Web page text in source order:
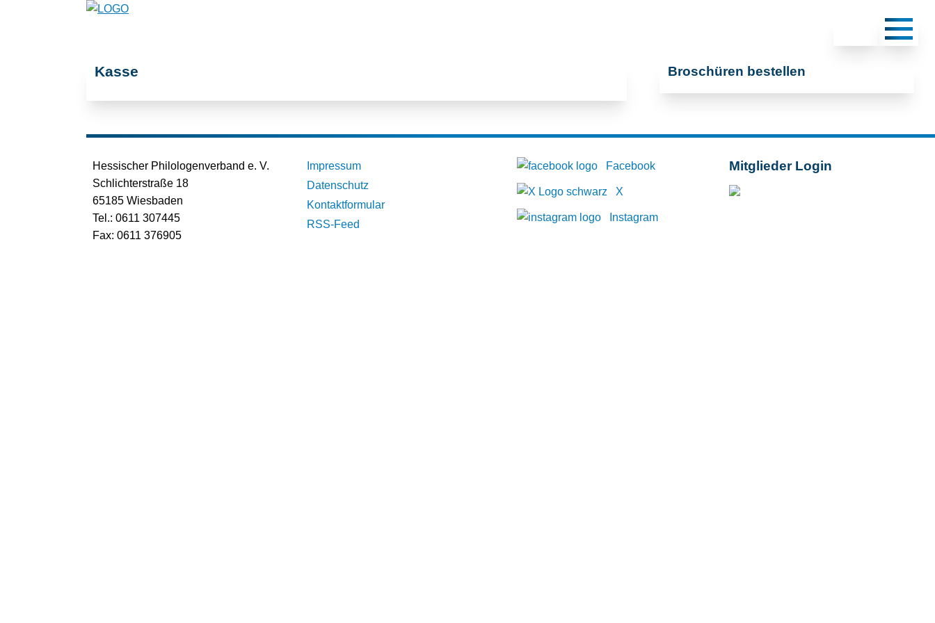
Kasse Broschüren bestellen
Hessischer Philologenverband e. V.
Schlichterstraße 18
65185 Wiesbaden
Tel.: 0611 307445
Fax: 0611 376905
Impressum
Datenschutz
Kontaktformular
RSS-Feed
Facebook
X
Instagram
Mitglieder Login